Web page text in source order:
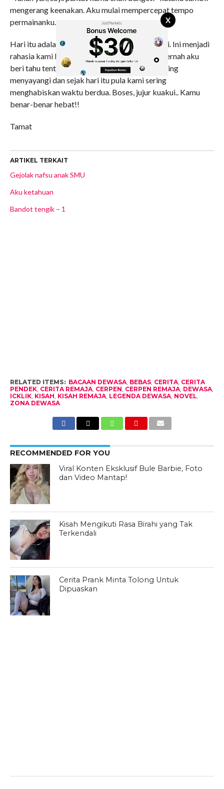
X
mengerang keenakan. Aku mulai mempercepat tempo
permainanku.
Hari itu adalah awal dari semua hubungan kami. Ini menjadi
rahasia kami berdua, geng preman pun tidak pernah aku
beri tahu tentang “barang” baruku ini. Kami saling
menyayangi dan sejak hari itu pula kami sering
menghabiskan waktu berdua. Boses, jujur kuakui.. Kamu
benar-benar hebat!!
Tamat
ARTIKEL TERKAIT
Gejolak nafsu anak SMU
Aku ketahuan
Bandot tengik – 1
RELATED ITEMS: BACAAN DEWASA, BEBAS, CERITA, CERITA
PENDEK, CERITA REMAJA, CERPEN, CERPEN REMAJA, DEWASA,
ICKLIK, KISAH, KISAH REMAJA, LEGENDA DEWASA, NOVEL,
ZONA DEWASA
RECOMMENDED FOR YOU
Viral Konten Eksklusif Bule Barbie, Foto
dan Video Mantap!
Kisah Mengikuti Rasa Birahi yang Tak
Terkendali
Cerita Prank Minta Tolong Untuk
Dipuaskan